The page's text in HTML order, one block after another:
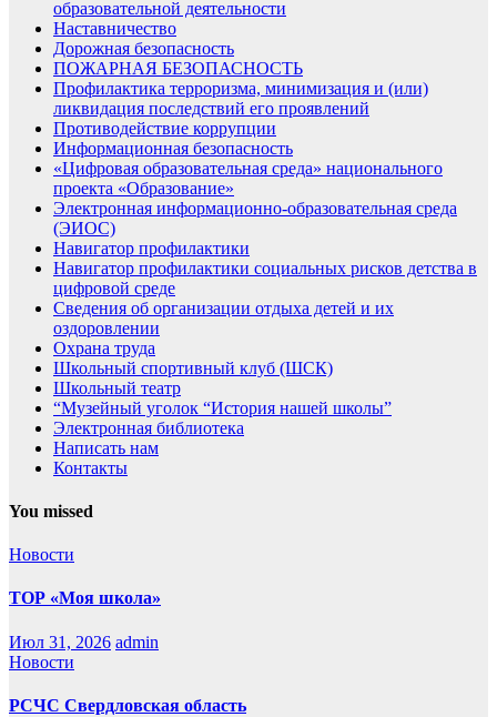
образовательной деятельности
Наставничество
Дорожная безопасность
ПОЖАРНАЯ БЕЗОПАСНОСТЬ
Профилактика терроризма, минимизация и (или)
ликвидация последствий его проявлений
Противодействие коррупции
Информационная безопасность
«Цифровая образовательная среда» национального
проекта «Образование»
Электронная информационно-образовательная среда
(ЭИОС)
Навигатор профилактики
Навигатор профилактики социальных рисков детства в
цифровой среде
Сведения об организации отдыха детей и их
оздоровлении
Охрана труда
Школьный спортивный клуб (ШСК)
Школьный театр
“Музейный уголок “История нашей школы”
Электронная библиотека
Написать нам
Контакты
You missed
Новости
ТОР «Моя школа»
Июл 31, 2026 admin
Новости
РСЧС Свердловская область